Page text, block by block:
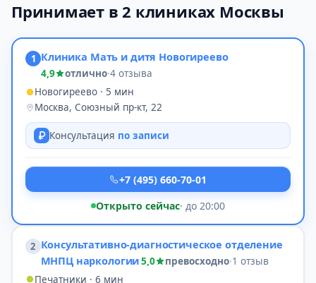
Принимает в 2 клиниках Москвы
1 Клиника Мать и дитя Новогиреево
4,9 отлично·4 отзыва
Новогиреево · 5 мин
Москва, Союзный пр-кт, 22
Консультация по записи
+7 (495) 660-70-01
Открыто сейчас· до 20:00
2 Консультативно-диагностическое отделение
МНПЦ наркологии5,0 превосходно·1 отзыв
Печатники · 6 мин